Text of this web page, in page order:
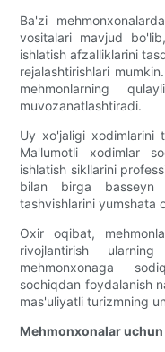
Ba'zi
vositalari mavjud
ishlatish afzalliklarini
rejalashtirishlari
mehmonlarning
muvozanatlashtiradi.
Uy xo'jaligi xodimlarini
Ma'lumotli xodimlar
ishlatish sikllarini
bilan birga basseyn
tashvishlarini yumshata
Oxir oqibat,
rivojlantirish
mehmonxonaga
sochiqdan foydalanish
mas'uliyatli turizmning
Mehmonxonalar